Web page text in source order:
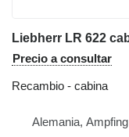
Precio a consultar
Recambio - cabina
Alemania, Ampfing